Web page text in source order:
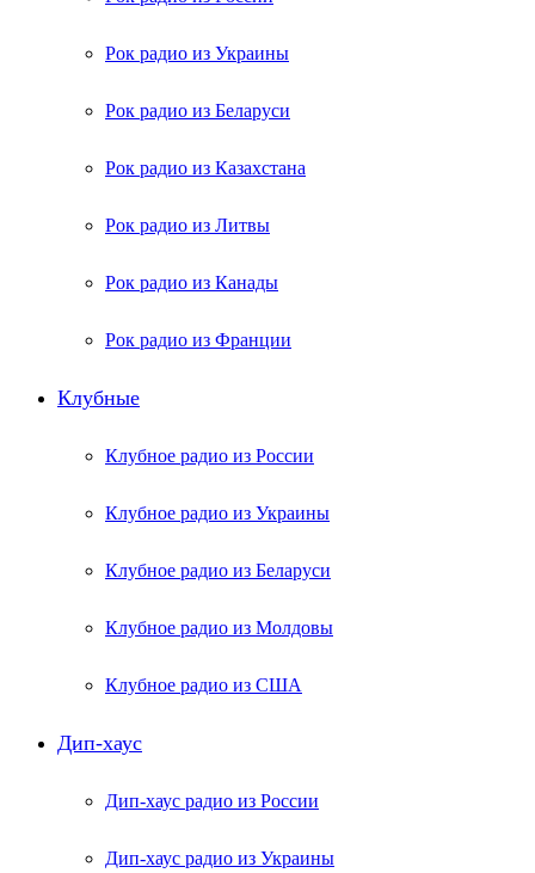
Рок радио из Украины
Рок радио из Беларуси
Рок радио из Казахстана
Рок радио из Литвы
Рок радио из Канады
Рок радио из Франции
Клубные
Клубное радио из России
Клубное радио из Украины
Клубное радио из Беларуси
Клубное радио из Молдовы
Клубное радио из США
Дип-хаус
Дип-хаус радио из России
Дип-хаус радио из Украины